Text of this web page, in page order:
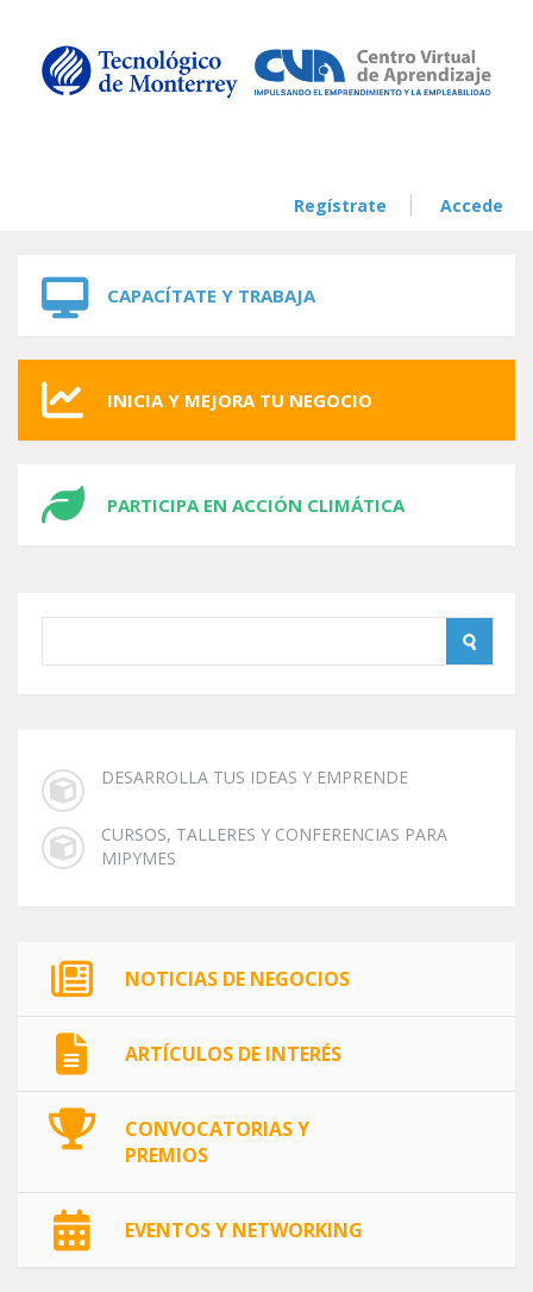
Regístrate Accede
CAPACÍTATE Y TRABAJA
INICIA Y MEJORA TU NEGOCIO
PARTICIPA EN ACCIÓN CLIMÁTICA
DESARROLLA TUS IDEAS Y EMPRENDE
CURSOS, TALLERES Y CONFERENCIAS PARA
MIPYMES
NOTICIAS DE NEGOCIOS
ARTÍCULOS DE INTERÉS
CONVOCATORIAS Y
PREMIOS
EVENTOS Y NETWORKING